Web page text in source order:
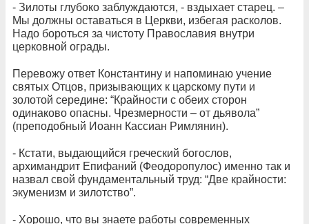
- Зилоты глубоко заблуждаются, - вздыхает старец. –
Мы должны оставаться в Церкви, избегая расколов.
Надо бороться за чистоту Православия внутри
церковной ограды.
Перевожу ответ Константину и напоминаю учение
святых Отцов, призывающих к царскому пути и
золотой середине: “Крайности с обеих сторон
одинаково опасны. Чрезмерности – от дьявола”
(преподобный Иоанн Кассиан Римлянин).
- Кстати, выдающийся греческий богослов,
архимандрит Епифаний (Феодоропулос) именно так и
назвал свой фундаментальный труд: “Две крайности:
экуменизм и зилотство”.
- Хорошо, что вы знаете работы современных